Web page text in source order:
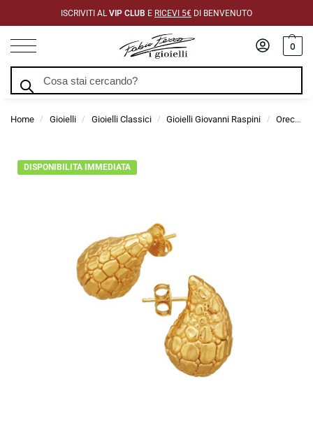
ISCRIVITI AL VIP CLUB E RICEVI 5€ DI BENVENUTO
0
Home / Gioielli / Gioielli Classici / Gioielli Giovanni Raspini / Orecchini Giovanni Raspini
DISPONIBILITA IMMEDIATA